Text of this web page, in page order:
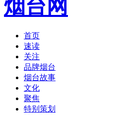
首页
速读
关注
品牌烟台
烟台故事
文化
聚焦
特别策划